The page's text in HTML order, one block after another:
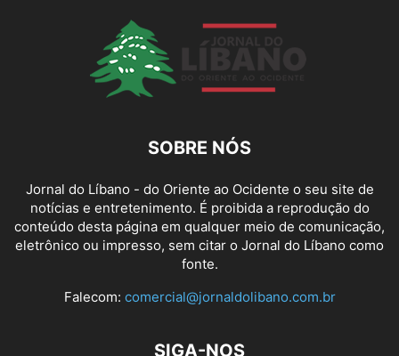
SOBRE NÓS
Jornal do Líbano - do Oriente ao Ocidente o seu site de
notícias e entretenimento. É proibida a reprodução do
conteúdo desta página em qualquer meio de comunicação,
eletrônico ou impresso, sem citar o Jornal do Líbano como
fonte.
Falecom: comercial@jornaldolibano.com.br
SIGA-NOS